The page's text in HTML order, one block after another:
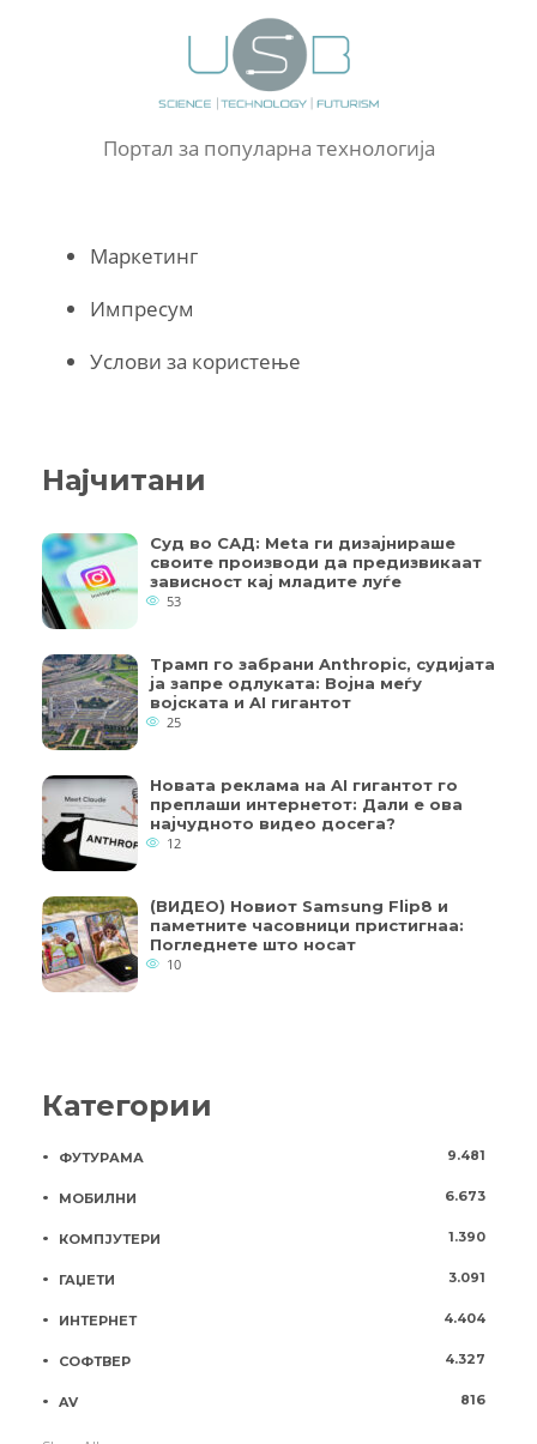
Портал за популарна технологија
Маркетинг
Импресум
Услови за користење
Најчитани
Суд во САД: Meta ги дизајнираше
своите производи да предизвикаат
зависност кај младите луѓе
53
Трамп го забрани Anthropic, судијата
ја запре одлуката: Војна меѓу
војската и AI гигантот
25
Новата реклама на AI гигантот го
преплаши интернетот: Дали е ова
најчудното видео досега?
12
(ВИДЕО) Новиот Samsung Flip8 и
паметните часовници пристигнаа:
Погледнете што носат
10
Категории
ФУТУРАМА 9.481
МОБИЛНИ 6.673
КОМПЈУТЕРИ 1.390
ГАЏЕТИ 3.091
ИНТЕРНЕТ 4.404
СОФТВЕР 4.327
AV 816